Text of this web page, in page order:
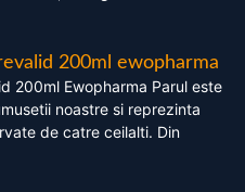
200ml ewopharma
200ml Ewopharma Parul este
noastre si reprezinta
de catre ceilalti. Din